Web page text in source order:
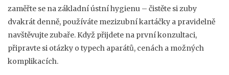
zaměřte se na základní ústní hygienu – čistěte si zuby
dvakrát denně, používáte mezizubní kartáčky a pravidelně
navštěvujte zubaře. Když přijdete na první konzultaci,
připravte si otázky o typech aparátů, cenách a možných
komplikacích.